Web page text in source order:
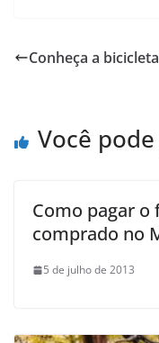
Conheça a
Você
Como pagar
comprado no
5 de julho de 2013